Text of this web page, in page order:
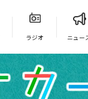
ラジオ ニュー